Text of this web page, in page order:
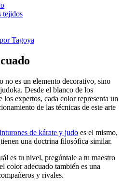
tejidos
Tagoya
no es un elemento decorativo, sino
Desde el blanco de los
los expertos, cada color representa un
de las técnicas de este arte
de kárate y judo es el mismo,
una doctrina filosófica similar.
es tu nivel, pregúntale a tu maestro
color adecuado también es una
y rivales.